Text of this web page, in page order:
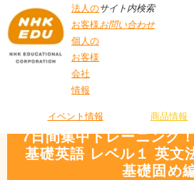
法人の
お客様
個人の
お客様
会社
情報
サイト内検索
お問い合わせ
イベント情報 商品情報
礎英語 レベル１ 英文法定着ノート ～基礎固め編
7日間集中トレーニング
基礎英語 レベル１ 英文
基礎固め